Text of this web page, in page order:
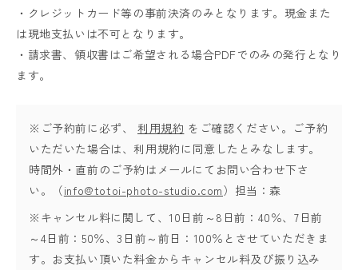
・クレジットカード等の事前決済のみとなります。現金また
は現地支払いは不可となります。
・請求書、領収書はご希望される場合PDFでのみの発行となり
ます。
※ご予約前に必ず、 利用規約 をご確認ください。ご予約
いただいた場合は、利用規約に同意したとみなします。
時間外・直前のご予約はメールにてお問い合わせ下さ
い。（info@totoi-photo-studio.com）担当：森
※キャンセル料に関して、10日前～8日前：40％、7日前
～4日前：50％、3日前～前日：100％とさせていただきま
す。お支払い頂いた料金からキャンセル料及び振り込み